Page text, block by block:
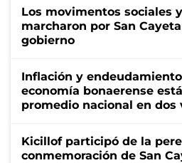
Los movimentos sociales
marcharon por San
gobierno
Inflación y
economía bonaerense
promedio nacional en dos
Kicillof participó de la
conmemoración de San